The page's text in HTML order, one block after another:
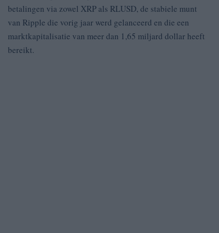
betalingen via zowel XRP als RLUSD, de stabiele munt
van Ripple die vorig jaar werd gelanceerd en die een
marktkapitalisatie van meer dan 1,65 miljard dollar heeft
bereikt.